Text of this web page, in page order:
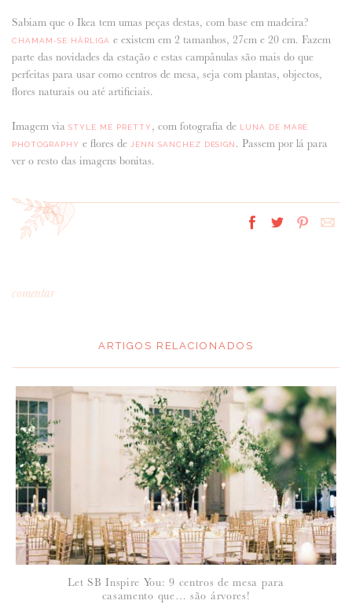
Sabiam que o Ikea tem umas peças destas, com base em madeira?
CHAMAM-SE HÄRLIGA e existem em 2 tamanhos, 27cm e 20 cm. Fazem
parte das novidades da estação e estas campânulas são mais do que
perfeitas para usar como centros de mesa, seja com plantas, objectos,
flores naturais ou até artificiais.
Imagem via STYLE ME PRETTY, com fotografia de LUNA DE MARE
PHOTOGRAPHY e flores de JENN SANCHEZ DESIGN . Passem por lá para
ver o resto das imagens bonitas.
comentar
NOME*:
ARTIGOS RELACIONADOS
Let SB Inspire You: 9 centros de mesa para
casamento que… são árvores!